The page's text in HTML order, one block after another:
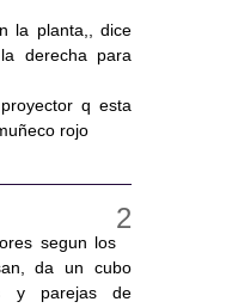
la planta,, dice
derecha para
q esta
rojo
segun los
da un cubo
y parejas de